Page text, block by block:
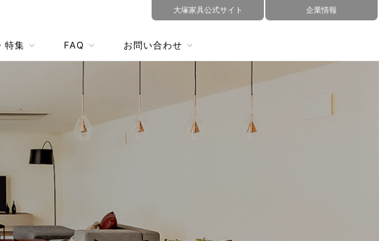
大塚家具公式サイト 企業情報
特集 FAQ お問い合わせ